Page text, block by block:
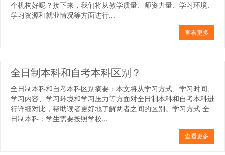
个机构好呢？接下来，我们将从教学质量、师资力量、学习环境、
学习资源和就业情况等方面进行...
查看更多
全日制本科和自考本科区别？
全日制本科和自考本科区别摘要：本文将从学习方式、学习时间、
学习内容、学习环境和学习压力等方面对全日制本科和自考本科进
行详细对比，帮助读者更好地了解两者之间的区别。学习方式 全
日制本科：学生需要按照学校...
查看更多